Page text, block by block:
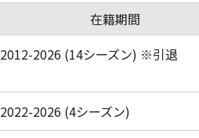
在籍期間
2012-2026 (14シーズン) ※引退
2022-2026 (4シーズン)